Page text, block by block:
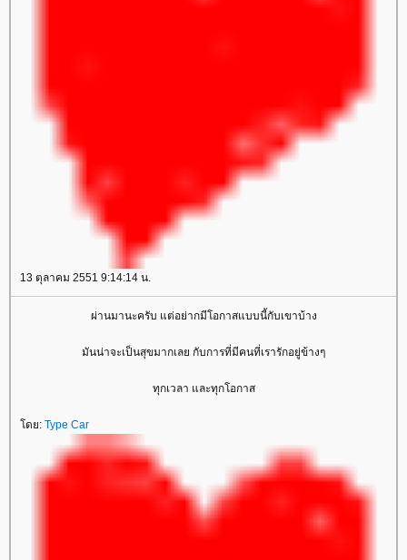
13 ตุลาคม 2551 9:14:14 น.
ผ่านมานะครับ แต่อย่ากมีโอกาสแบบนี้กับเขาบ้าง
มันน่าจะเป็นสุขมากเลย กับการที่มีคนที่เรารักอยู่ข้างๆ
ทุกเวลา และทุกโอกาส
ดย: Type Car